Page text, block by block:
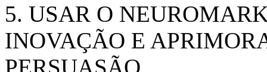
5. USAR O
INOVAÇÃO E
PERSUASÃO